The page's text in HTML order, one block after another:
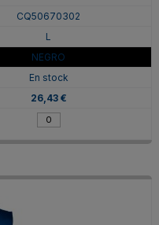
CQ50670302
L
NEGRO
En stock
26,43 €